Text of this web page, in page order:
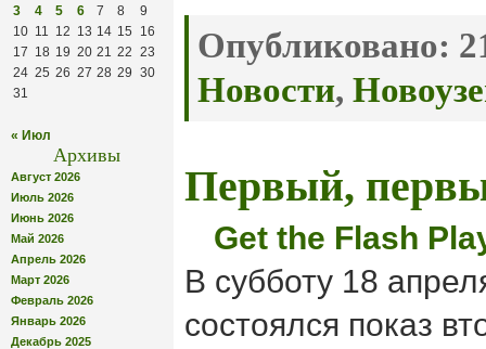
3
4 5 6 7 8
9
10 11 12 13 14 15
16
17 18 19 20 21 22 23
24 25 26 27 28 29 30
31
« Июл
Архивы
Август 2026
Июль 2026
Июнь 2026
Май 2026
Апрель 2026
Март 2026
Февраль 2026
Январь 2026
Декабрь 2025
Опубликовано:
Новости,
Первый,
Get the Flash
В субботу 18
состоялся показ